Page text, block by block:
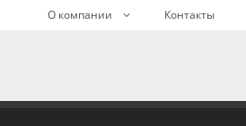
О компании Контакты